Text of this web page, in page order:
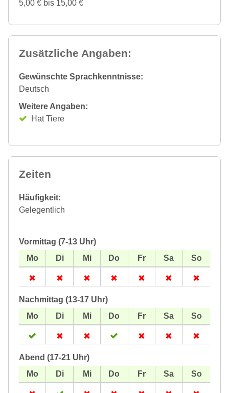
5,00 € bis 15,00 €
Zusätzliche Angaben:
Gewünschte Sprachkenntnisse:
Deutsch
Weitere Angaben:
Hat Tiere
Zeiten
Häufigkeit:
Gelegentlich
Vormittag (7-13 Uhr)
Nachmittag (13-17 Uhr)
Abend (17-21 Uhr)